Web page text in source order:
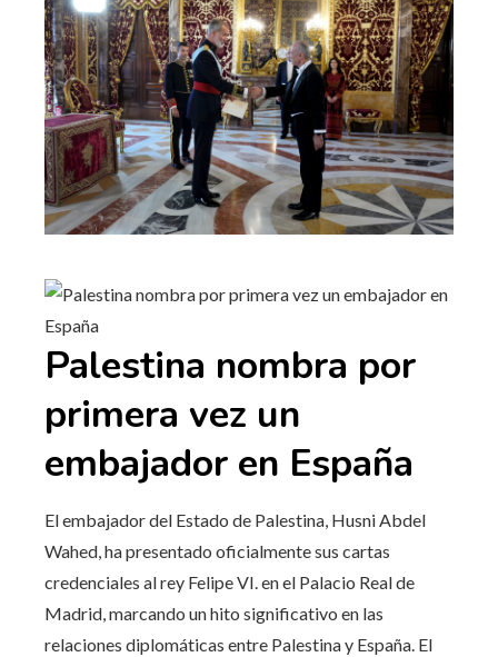
Palestina nombra por
primera vez un
embajador en España
El embajador del Estado de Palestina, Husni Abdel
Wahed, ha presentado oficialmente sus cartas
credenciales al rey Felipe VI. en el Palacio Real de
Madrid, marcando un hito significativo en las
relaciones diplomáticas entre Palestina y España. El